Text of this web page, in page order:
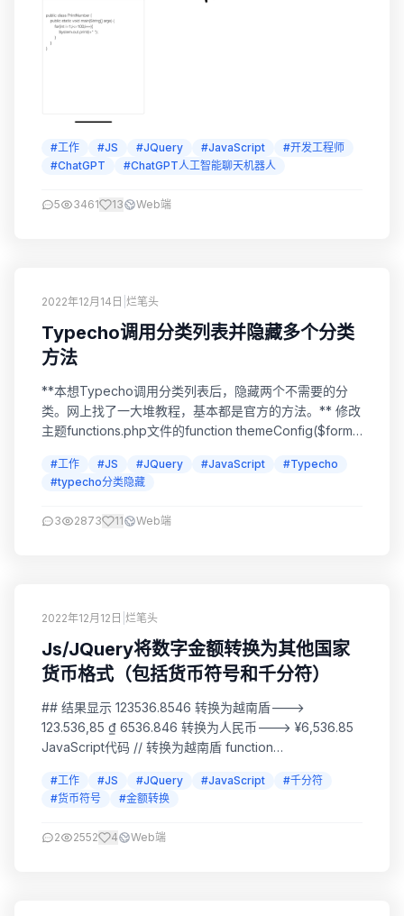
#工作 #JS #JQuery #JavaScript
#开发工程师
#ChatGPT
#ChatGPT人工智能聊天机器人
5 3461 13 Web端
2022年12月14日 烂笔头
Typecho调用分类列表并隐藏多个分类
方法
**本想Typecho调用分类列表后，隐藏两个不需要的分
类。网上找了一大堆教程，基本都是官方的方法。** 修改
主题functions.php文件的function themeConfig($form)
Typecho_Widget_Helper_Form_Element_Text('nolist',
NULL, NULL, _t('首页不显示某...
#工作 #JS #JQuery #JavaScript
#Typecho
#typecho分类隐藏
3 2873 11 Web端
2022年12月12日 烂笔头
Js/JQuery将数字金额转换为其他国家
货币格式（包括货币符号和千分符）
## 结果显示 123536.8546 转换为越南盾--->
123.536,85 ₫ 6536.846 转换为人民币---> ¥6,536.85
JavaScript代码 // 转换为越南盾 function
Intl.NumberFormat("vi-VN", { style...
#工作 #JS #JQuery #JavaScript
#千分符
#货币符号
#金额转换
2 2552 4 Web端